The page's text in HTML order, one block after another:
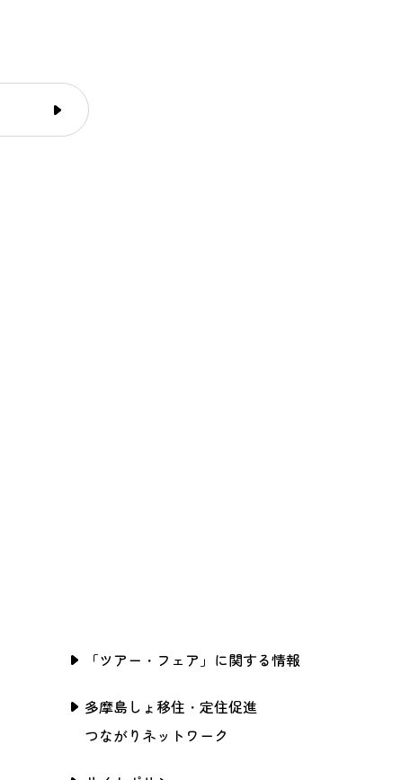
「ツアー・フェア」に関する情報
多摩島しょ移住・定住促進
つながりネットワーク